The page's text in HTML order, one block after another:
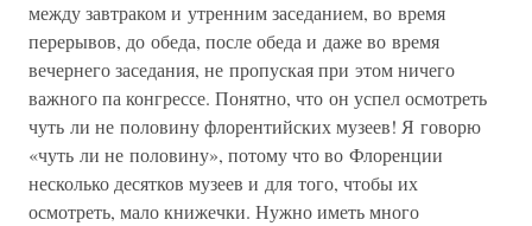
между завтраком и утренним заседанием, во время
перерывов, до обеда, после обеда и даже во время
вечернего заседания, не пропуская при этом ничего
важного па конгрессе. Понятно, что он успел осмотреть
чуть ли не половину флорентийских музеев! Я говорю
«чуть ли не половину», потому что во Флоренции
несколько десятков музеев и для того, чтобы их
осмотреть, мало книжечки. Нужно иметь много